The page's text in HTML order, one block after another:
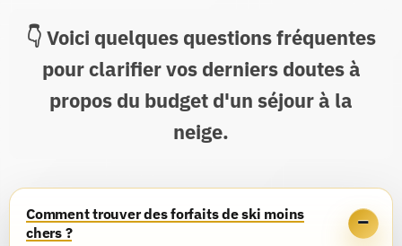
Voici quelques questions fréquentes
pour clarifier vos derniers doutes à
propos du budget d'un séjour à la
neige.
Comment trouver des forfaits de ski moins
chers ?